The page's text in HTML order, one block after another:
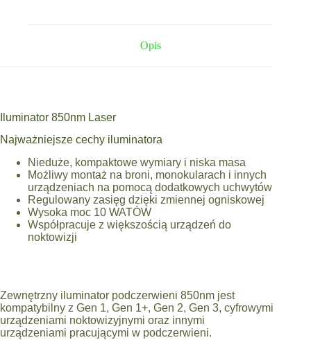
Opis
Iluminator 850nm Laser
Najważniejsze cechy iluminatora
Nieduże, kompaktowe wymiary i niska masa
Możliwy montaż na broni, monokularach i innych
urządzeniach na pomocą dodatkowych uchwytów
Regulowany zasięg dzięki zmiennej ogniskowej
Wysoka moc 10 WATÓW
Współpracuje z większością urządzeń do
noktowizji
Zewnętrzny iluminator podczerwieni 850nm jest
kompatybilny z Gen 1, Gen 1+, Gen 2, Gen 3, cyfrowymi
urządzeniami noktowizyjnymi oraz innymi
urządzeniami pracującymi w podczerwieni.